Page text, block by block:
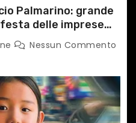
Palmarino: grande
delle imprese
Nessun Commento